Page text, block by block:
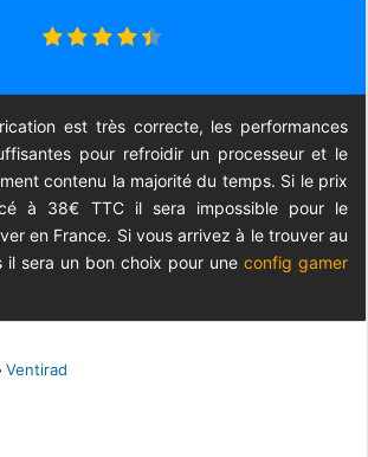
est très correcte, les performances
pour refroidir un processeur et le
contenu la majorité du temps. Si le prix
à 38€ TTC il sera impossible pour le
en France. Si vous arrivez à le trouver au
il sera un bon choix pour une config gamer
Ventirad